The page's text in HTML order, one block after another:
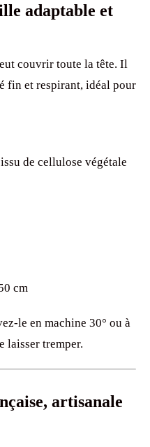
adaptable et
couvrir toute la tête. Il
fin et respirant, idéal pour
de cellulose végétale
cm
le en machine 30° ou à
laisser tremper.
artisanale